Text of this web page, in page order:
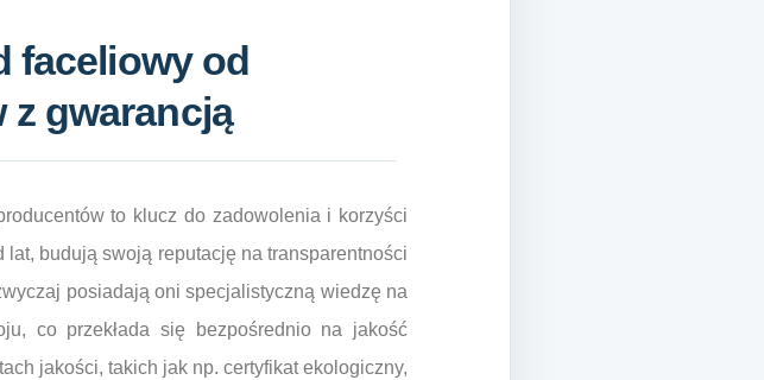
faceliowy od
gwarancją
to klucz do zadowolenia i korzyści
budują swoją reputację na transparentności
posiadają oni specjalistyczną wiedzę na
co przekłada się bezpośrednio na jakość
jakości, takich jak np. certyfikat ekologiczny,